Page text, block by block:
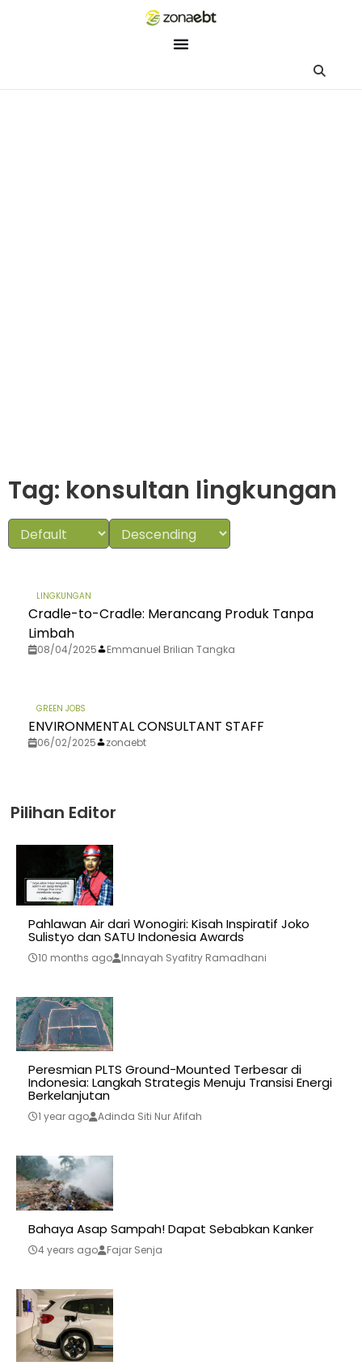
Tag: konsultan lingkungan
LINGKUNGAN
Cradle-to-Cradle: Merancang Produk Tanpa
Limbah
08/04/2025 Emmanuel Brilian Tangka
GREEN JOBS
ENVIRONMENTAL CONSULTANT STAFF
06/02/2025 zonaebt
Pilihan Editor
Pahlawan Air dari Wonogiri: Kisah Inspiratif Joko
Sulistyo dan SATU Indonesia Awards
10 months ago Innayah Syafitry Ramadhani
Peresmian PLTS Ground-Mounted Terbesar di
Indonesia: Langkah Strategis Menuju Transisi Energi
Berkelanjutan
1 year ago Adinda Siti Nur Afifah
Bahaya Asap Sampah! Dapat Sebabkan Kanker
4 years ago Fajar Senja